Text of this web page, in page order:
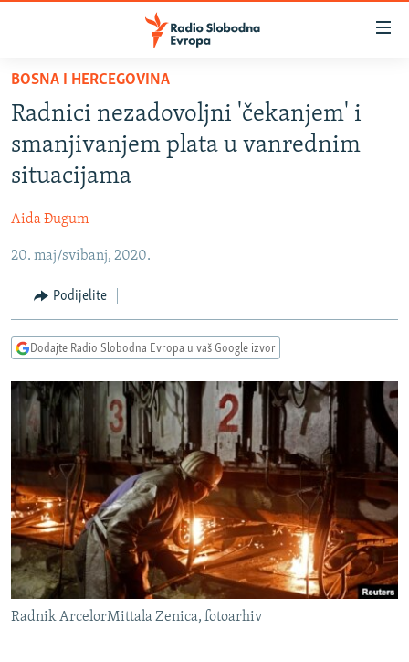
Pređite
glavni
sadržaj
Pređite
na
glavnu
navigaciju
Pređite
pretragu
VIJESTI
SRBIJA
CRNA GORA
VIZUELNO
VIDEO
INFOGRAFIKE
PODCASTI
KINA NA BALKANU
RSE PRIČE IZ SVIJETA
ISPRIČAJ MI
DNEVNO@RSE
SPECIJALI RSE
VIŠE OD NASLOVA
GENOCID U SREBRENICI
POPLAVE I KLIZIŠTA U BIH 2024.
TV LIBERTY
PRATITE NAS
BOSNA I HERCEGOVINA
Radnici nezadovoljni 'čekanjem' i
smanjivanjem plata u vanrednim
situacijama
Aida Đugum
20. maj/svibanj, 2020.
Podijelite
Dodajte Radio Slobodna Evropa u vaš Google izvor
Radnik ArcelorMittala Zenica, fotoarhiv